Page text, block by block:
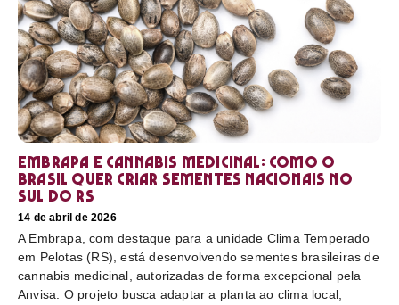
Embrapa e cannabis medicinal: como o
Brasil quer criar sementes nacionais no
sul do RS
14 de abril de 2026
A Embrapa, com destaque para a unidade Clima Temperado
em Pelotas (RS), está desenvolvendo sementes brasileiras de
cannabis medicinal, autorizadas de forma excepcional pela
Anvisa. O projeto busca adaptar a planta ao clima local,